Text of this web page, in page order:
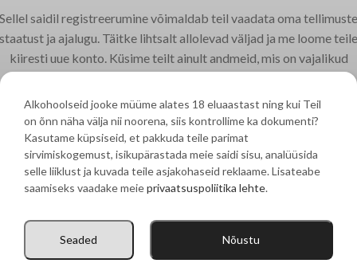
Sellel saidil registreerumine võimaldab teil vaadata oma tellimuste
staatust ja ajalugu. Täitke lihtsalt allolevad väljad ja me loome teile
kiiresti uue konto. Küsime teilt ainult andmeid, mis on vajalikud
REGISTREERU
Mere 83 Võsu 45501, Haljala vald, Lääne-Virumaakond
pitsa@vosupitsa.ee
Alkohoolseid jooke müüme alates 18 eluaastast ning kui Teil
on õnn näha välja nii noorena, siis kontrollime ka dokumenti?
Kasutame küpsiseid, et pakkuda teile parimat
sirvimiskogemust, isikupärastada meie saidi sisu, analüüsida
selle liiklust ja kuvada teile asjakohaseid reklaame. Lisateabe
saamiseks vaadake meieprivaatsuspoliitika lehte.
Nõustu
Seaded